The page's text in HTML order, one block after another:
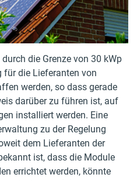
die Grenze von 30 kWp
für die Lieferanten von
werden, so dass gerade
darüber zu führen ist, auf
installiert werden. Eine
zu der Regelung
dem Lieferanten der
ist, dass die Module
errichtet werden, könnte